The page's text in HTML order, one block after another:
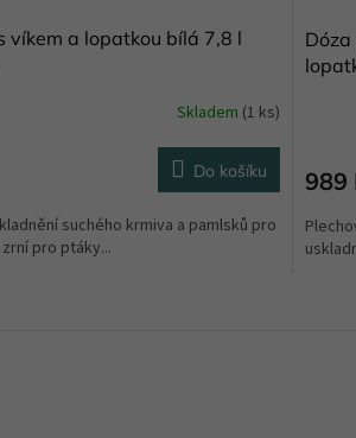
víkem a lopatkou bílá 7,8 l
Skladem (1 ks)
Do košíku
suchého krmiva a pamlsků pro
pro ptáky...
989